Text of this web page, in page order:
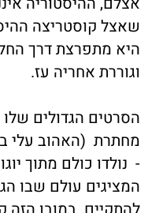
שאצל קוסטריצה
היא מתפרצת דרך
וגוררת אחריה עז.
הסרטים הגדולים שלו
מחתרת (האהוב עלי
- נולדו כולם מתוך
המציגים עולם שבו